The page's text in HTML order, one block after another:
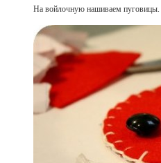
На войлочную нашиваем